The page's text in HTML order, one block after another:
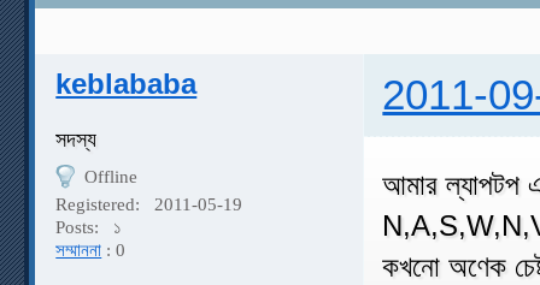
keblababa 2011-
সদস্য
Offline
Registered:
2011-05-19
Posts:
১
সম্মাননা : 0
আমার ল্যাপটপ
কখনো অণেক